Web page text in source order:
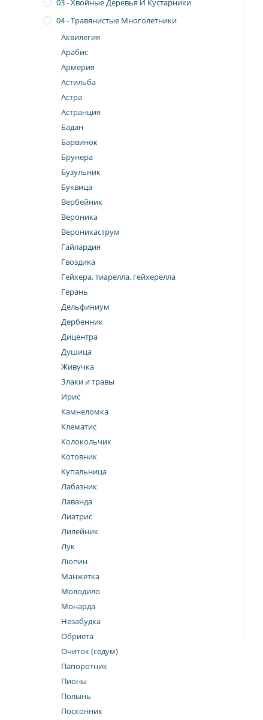
03 - Хвойные Деревья И Кустарники
04 - Травянистые Многолетники
Аквилегия
Арабис
Армерия
Астильба
Астра
Астранция
Бадан
Барвинок
Брунера
Бузульник
Буквица
Вербейник
Вероника
Вероникаструм
Гайлардия
Гвоздика
Гейхера, тиарелла, гейхерелла
Герань
Дельфиниум
Дербенник
Дицентра
Душица
Живучка
Злаки и травы
Ирис
Камнеломка
Клематис
Колокольчик
Котовник
Купальница
Лабазник
Лаванда
Лиатрис
Лилейник
Лук
Люпин
Манжетка
Молодило
Монарда
Незабудка
Обриета
Очиток (седум)
Папоротник
Пионы
Полынь
Посконник